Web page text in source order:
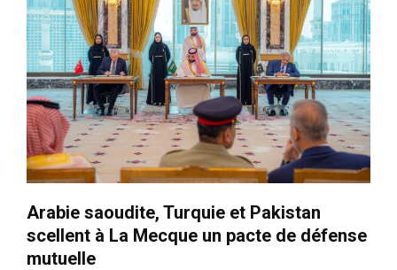
Arabie saoudite, Turquie et Pakistan
scellent à La Mecque un pacte de défense
mutuelle